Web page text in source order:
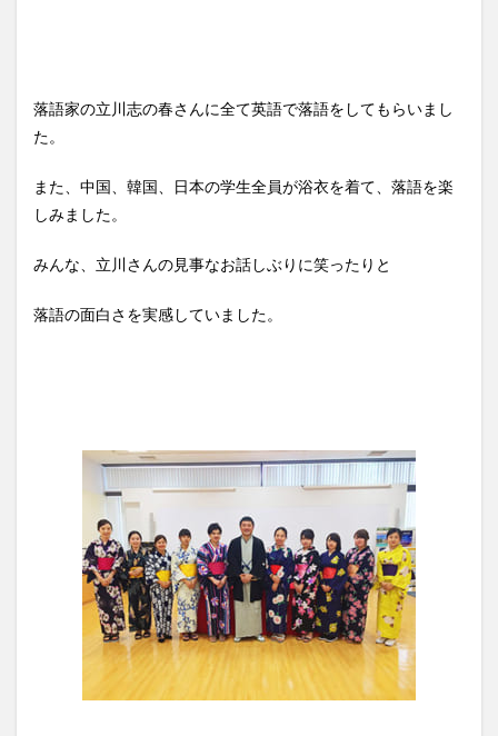
落語家の立川志の春さんに全て英語で落語をしてもらいまし
た。
また、中国、韓国、日本の学生全員が浴衣を着て、落語を楽
しみました。
みんな、立川さんの見事なお話しぶりに笑ったりと
落語の面白さを実感していました。